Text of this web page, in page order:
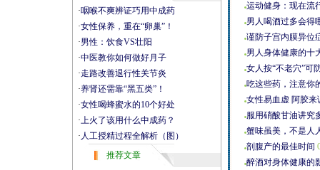
·咽喉不爽辨证巧用中成药
·女性保养，重在“卵巢”！
·男性：饮食VS壮阳
·中医教你如何做好月子
·走路改善退行性关节炎
·养肾还需靠“黑五类”！
·女性喝蜂蜜水的10个好处
·上火了该用什么中成药？
· 人工授精过程全解析（图）
推荐文章
运动健身：现在流
男人喝酒过多会得
谨防子宫内膜异位
男人身体健康的十
女人按“不老穴”可
吃这些药，注意你
女性易血虚 阿胶来
服用硝酸甘油讲究
蟹味虽美，不是人
剖腹产的最佳时间
醉酒对身体健康的